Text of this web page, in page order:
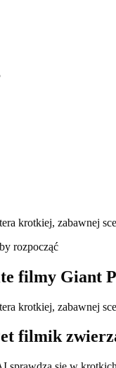
krotkiej, zabawnej
rozpocząć
filmy Giant
krotkiej, zabawnej
filmik